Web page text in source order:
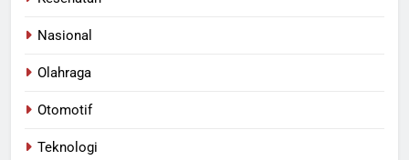
Nasional
Olahraga
Otomotif
Teknologi